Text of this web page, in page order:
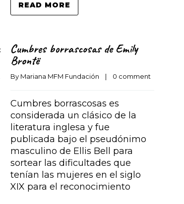
READ MORE
Cumbres borrascosas de Emily
Brontë
By Mariana MFM Fundación
    |
0 comment
Cumbres borrascosas es
considerada un clásico de la
literatura inglesa y fue
publicada bajo el pseudónimo
masculino de Ellis Bell para
sortear las dificultades que
tenían las mujeres en el siglo
XIX para el reconocimiento